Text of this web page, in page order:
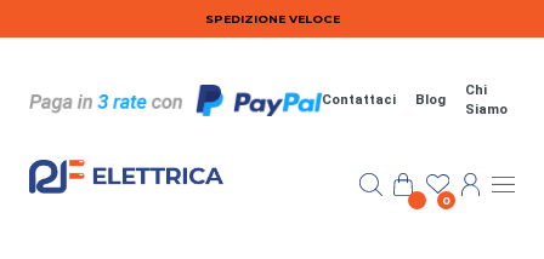
Salta al contenuto principaleSPEDIZIONE VELOCE
Contattaci Blog
Chi
Siamo
0